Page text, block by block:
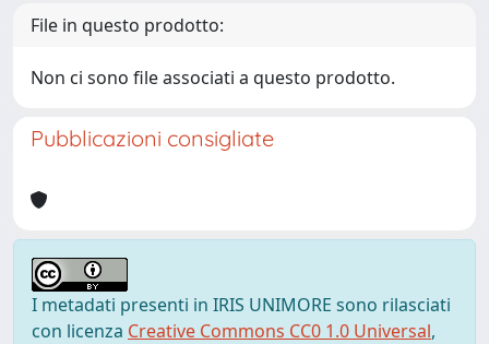
File in questo prodotto:
Non ci sono file associati a questo prodotto.
Pubblicazioni consigliate
I metadati presenti in IRIS UNIMORE sono rilasciati
con licenza Creative Commons CC0 1.0 Universal,